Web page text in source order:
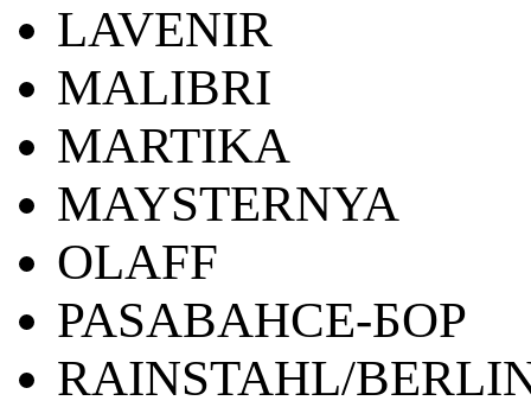
LAVENIR
MALIBRI
MARTIKA
MAYSTERNYA
OLAFF
PASABAHCE-БОР
RAINSTAHL/